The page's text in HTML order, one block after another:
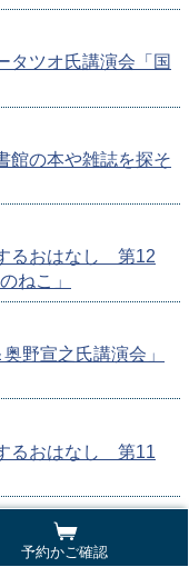
予約かご確認
タツオ氏講演会「国
館の本や雑誌を探そ
るおはなし 第12
ねこ」
野宣之氏講演会」
るおはなし 第11
るおはなし 第10